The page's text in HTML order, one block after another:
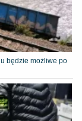
będzie możliwe po